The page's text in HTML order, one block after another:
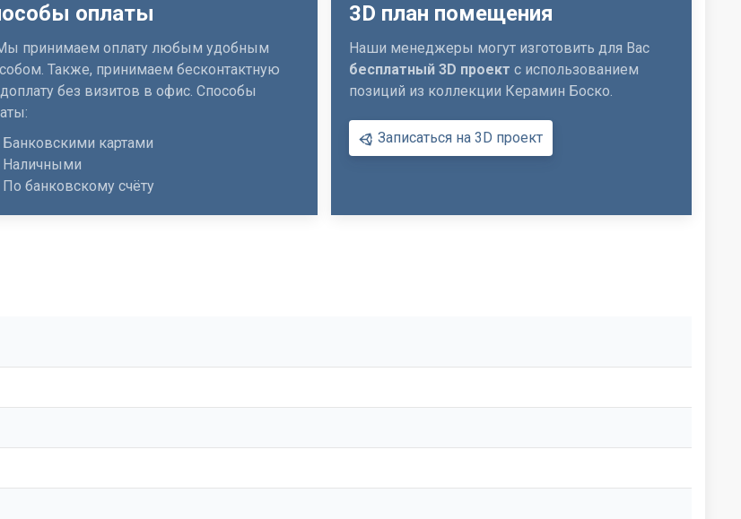
оплаты
принимаем оплату любым удобным
Также, принимаем бесконтактную
без визитов в офис. Способы
Банковскими картами
Наличными
По банковскому счёту
3D план помещения
Наши менеджеры могут изготовить для Вас
бесплатный 3D проект с использованием
позиций из коллекции Керамин Боско.
Записаться на 3D проект